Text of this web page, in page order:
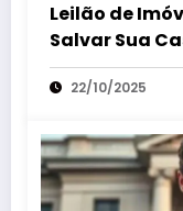
Leilão de
Salvar Sua
Suspender a
22/10/2025